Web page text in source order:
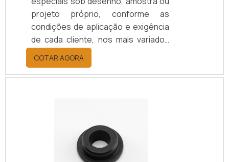
projeto próprio, conforme as
condições de aplicação e exigência
de cada cliente, nos mais variados
materiais. Soluções sob
encomenda, nacionalizações e
desenvolvimento de kits de reparo.
COTAR AGORA